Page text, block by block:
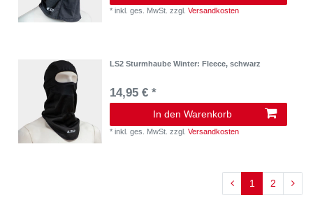
*inkl. ges. MwSt. zzgl.Versandkosten
LS2 Sturmhaube Winter: Fleece, schwarz
14,95 € *
In den Warenkorb
*inkl. ges. MwSt. zzgl.Versandkosten
1 2